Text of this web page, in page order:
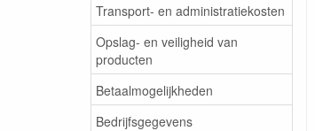
Transport- en administratiekosten
Opslag- en veiligheid van
producten
Betaalmogelijkheden
Bedrijfsgegevens